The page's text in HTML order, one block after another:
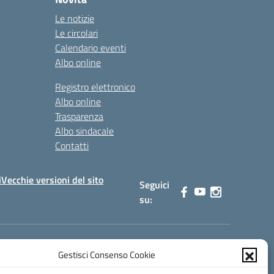
Gestisci Consenso Cookie
Le notizie
Le circolari
Calendario eventi
Albo online
Registro elettronico
Albo online
Trasparenza
Albo sindacale
Contatti
Vecchie versioni del sito
Seguici
su: